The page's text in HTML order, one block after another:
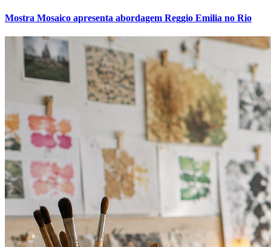
Vitória
Mostra Mosaico apresenta abordagem Reggio Emilia no Rio